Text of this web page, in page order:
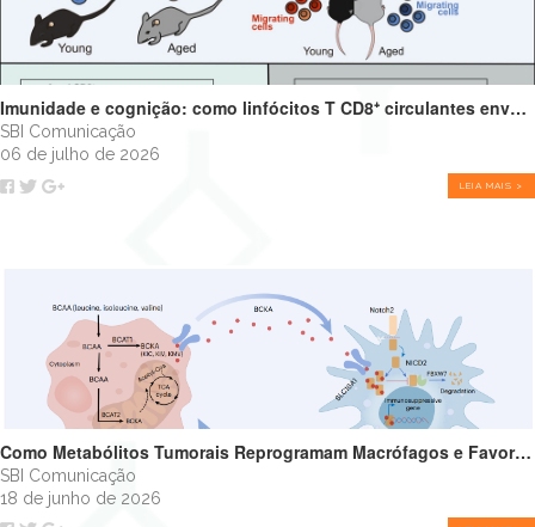
Imunidade e cognição: como linfócitos T CD8⁺ circulantes envelhecidos podem impulsionar o declínio cognitivo
SBI Comunicação
06 de julho de 2026
LEIA MAIS >
Como Metabólitos Tumorais Reprogramam Macrófagos e Favorecem o Crescimento Tumoral
SBI Comunicação
18 de junho de 2026